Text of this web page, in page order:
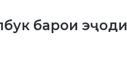
барои эҷоди